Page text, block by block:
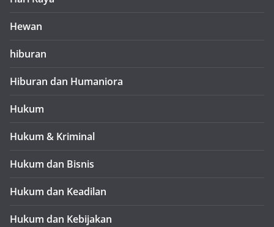
Hewan
hiburan
Hiburan dan Humaniora
Hukum
Hukum & Kriminal
Hukum dan Bisnis
Hukum dan Keadilan
Hukum dan Kebijakan